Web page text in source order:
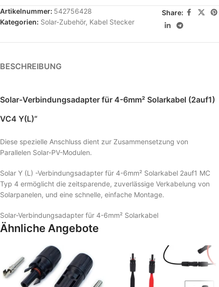
Artikelnummer: 542756428
Kategorien: Solar-Zubehör, Kabel Stecker
Share:
BESCHREIBUNG
Solar-Verbindungsadapter für 4-6mm² Solarkabel (2auf1)
VC4 Y(L)“
Diese spezielle Anschluss dient zur Zusammensetzung von
Parallelen Solar-PV-Modulen.
Solar Y (L) -Verbindungsadapter für 4-6mm² Solarkabel 2auf1 MC
Typ 4 ermöglicht die zeitsparende, zuverlässige Verkabelung von
Solarpanelen, und eine schnelle, einfache Montage.
Solar-Verbindungsadapter für 4-6mm² Solarkabel
Ähnliche Angebote